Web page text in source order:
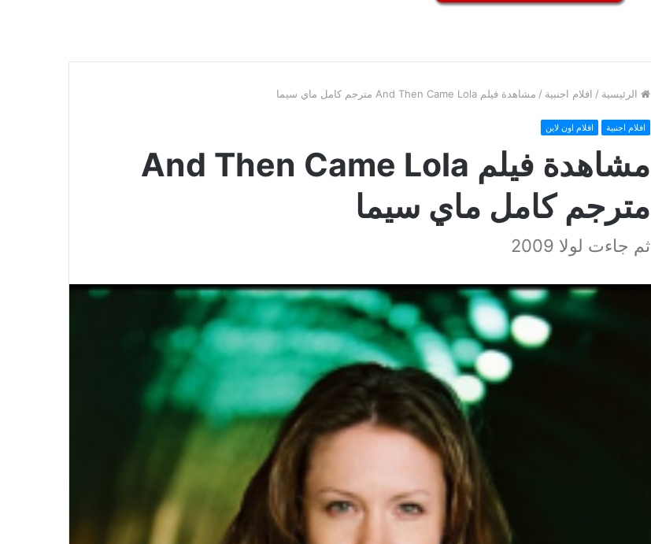
الرئيسية / افلام اجنبية / مشاهدة فيلم And Then Came Lola مترجم كامل ماي سيما
افلام اجنبية افلام اون لاين
مشاهدة فيلم And Then Came Lola
مترجم كامل ماي سيما
ثم جاءت لولا 2009